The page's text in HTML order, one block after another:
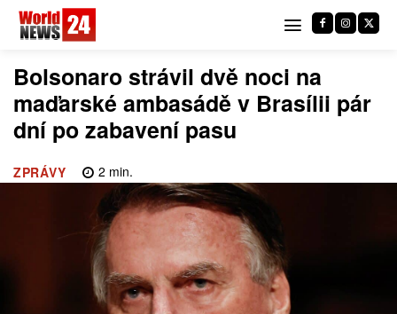
Bolsonaro strávil dvě noci na
maďarské ambasádě v Brasílii pár
dní po zabavení pasu
ZPRÁVY 2 min.